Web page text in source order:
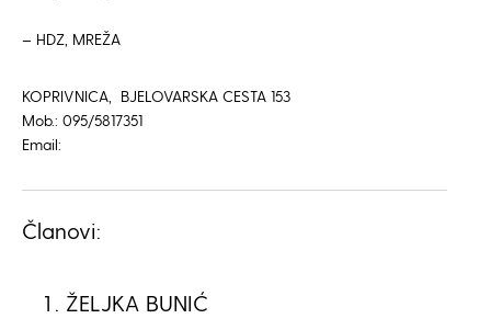
– HDZ, MREŽA
KOPRIVNICA, BJELOVARSKA CESTA 153
Mob.: 095/5817351
Email:
Članovi:
ŽELJKA BUNIĆ